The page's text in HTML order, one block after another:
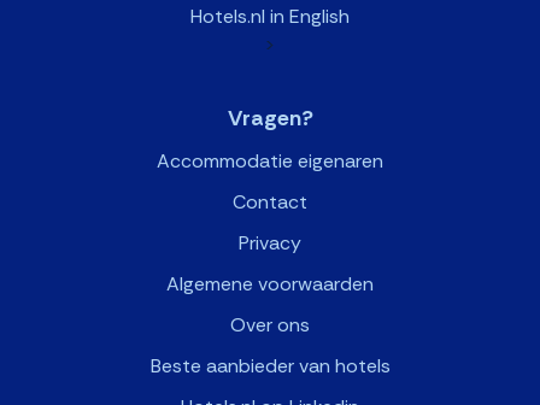
Hotels.nl in English
>
Vragen?
Accommodatie eigenaren
Contact
Privacy
Algemene voorwaarden
Over ons
Beste aanbieder van hotels